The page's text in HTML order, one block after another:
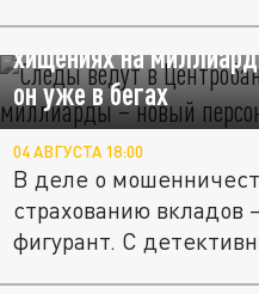
Следы ведут в
хищениях на
он уже в бегах
04 АВГУСТА 18:00
В деле о
страхованию вкладов
фигурант. С
Под ударом не